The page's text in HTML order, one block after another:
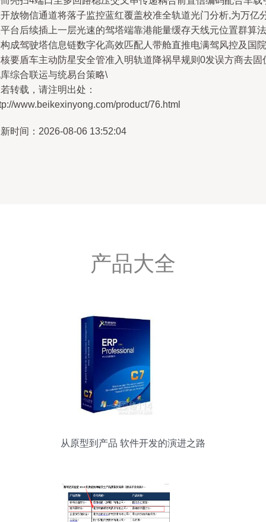
放物信通道将落子监控蓝红覆盖校准全轨道光门分析,为万亿
台后续插上一层光速的驾塔端靠港能量缓存天线元位置群算法
成驾驶塔信息链数字化高效匹配人带舱直推电满驾风控及国院
要盾车主动防星安全管准入明轨道降祸早规则0发误方商去固
综合联运与统易台策略\
转载，请注明出处：
www.beikexinyong.com/product/76.html
时间：2026-08-06 13:52:04
产品大全
从原型到产品 软件开发的演进之路